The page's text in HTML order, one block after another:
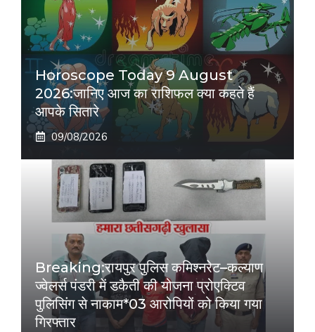
Horoscope Today 9 August
2026:जानिए आज का राशिफल क्या कहते हैं
आपके सितारे
09/08/2026
Breaking:रायपुर पुलिस कमिश्नरेट–कल्याण
ज्वेलर्स पंडरी में डकैती की योजना प्रोएक्टिव
पुलिसिंग से नाकाम*03 आरोपियों को किया गया
गिरफ्तार